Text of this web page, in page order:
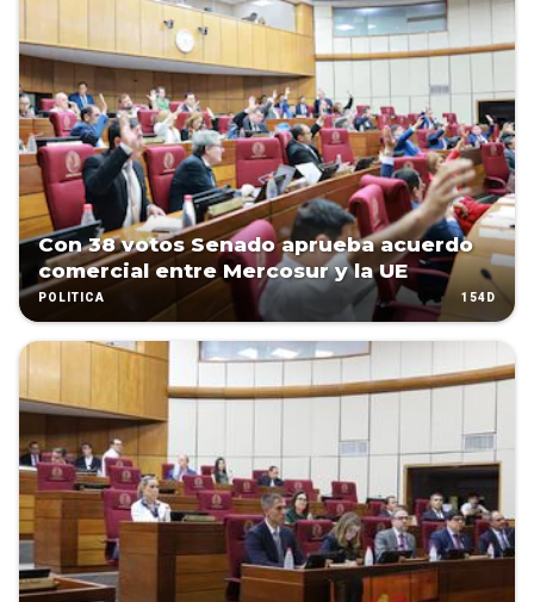
Con 38 votos Senado aprueba acuerdo
comercial entre Mercosur y la UE
POLÍTICA 154D